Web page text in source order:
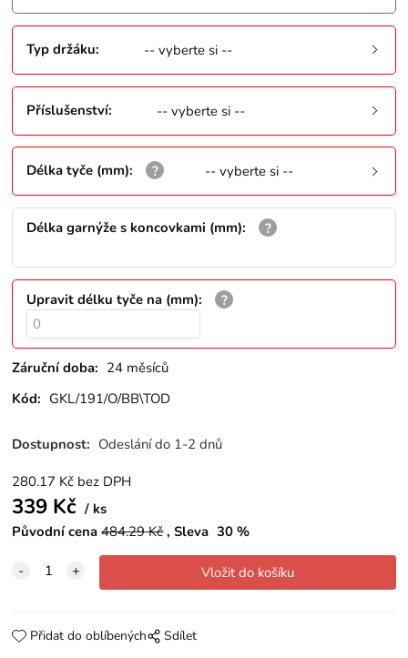
Typ držáku: -- vyberte si --
Příslušenství: -- vyberte si --
Délka tyče (mm): -- vyberte si --
Délka garnýže s koncovkami (mm):
Upravit délku tyče na (mm):
Záruční doba: 24 měsíců
Kód: GKL/191/O/BB\TOD
Dostupnost: Odeslání do 1-2 dnů
280.17 Kč bez DPH
339 Kč
ks
Původní cena 484.29Kč Sleva 30 %
Přidat do oblíbených Sdílet